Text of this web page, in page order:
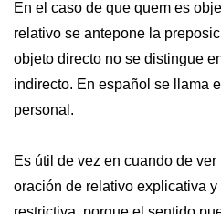
En el caso de que quem es
relativo se antepone la
objeto directo no se distingue
indirecto. En español se llama
personal.
Es útil de vez en cuando de
oración de relativo explicativa